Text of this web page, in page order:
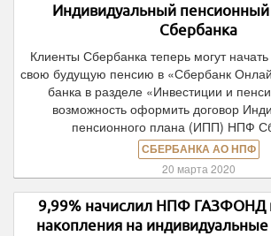
Индивидуальный
Сбербанка
Клиенты Сбербанка теперь могут
свою будущую пенсию в «Сбербанк
банка в разделе «Инвестиции и
возможность оформить договор
пенсионного плана (ИПП) НПФ
СБЕРБАНКА АО НПФ
20 марта 2020
9,99% начислил НПФ ГАЗФОНД
накопления на